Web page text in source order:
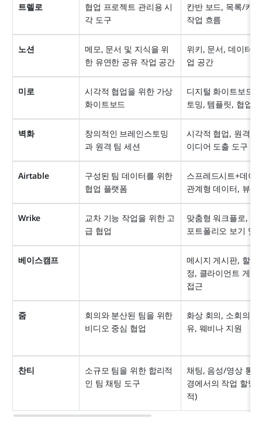
트렐로
협업 프로젝트 관리용 시
각 도구
칸반 보드, 목록/카
작업 흐름
노션
메모, 문서 및 지식을 위
한 유연한 공유 작업 공간
위키, 문서, 데이터
업 공간
미로
시각적 협업을 위한 가상
화이트보드
디지털 화이트보드,
토밍, 템플릿, 협업
벽화
창의적인 브레인스토밍
과 원격 팀 세션
시각적 협업, 원격
이디어 도출 도구
Airtable
구성된 팀 데이터를 위한
협업 플랫폼
스프레드시트+데이
관계형 데이터, 뷰,
Wrike
교차 기능 작업을 위한 고
급 협업
맞춤형 워크플로, 대
포트폴리오 보기 및
베이스캠프
메시지 게시판, 할
정, 클라이언트 게스
접근
줌
회의와 분산된 팀을 위한
비디오 중심 협업
화상 회의, 소회의실
유, 웨비나 지원
찬티
소규모 팀을 위한 합리적
인 팀 채팅 도구
채팅, 음성/영상 통
경에서의 작업 할당(
적)